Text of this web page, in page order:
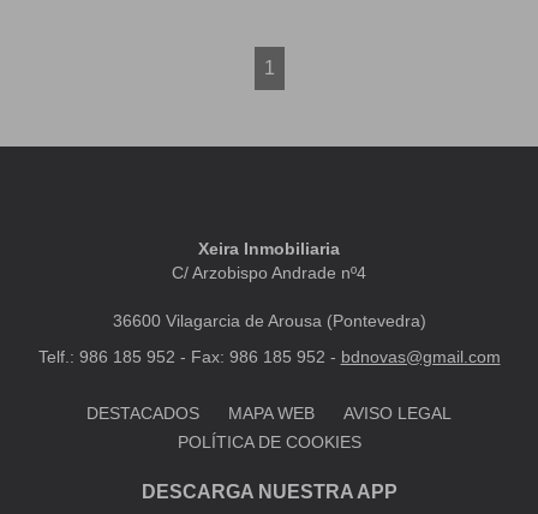
1
Xeira Inmobiliaria
C/ Arzobispo Andrade nº4
36600 Vilagarcia de Arousa (Pontevedra)
Telf.: 986 185 952 - Fax: 986 185 952 - bdnovas@gmail.com
DESTACADOS MAPA WEB
AVISO LEGAL
POLÍTICA DE COOKIES
DESCARGA NUESTRA APP